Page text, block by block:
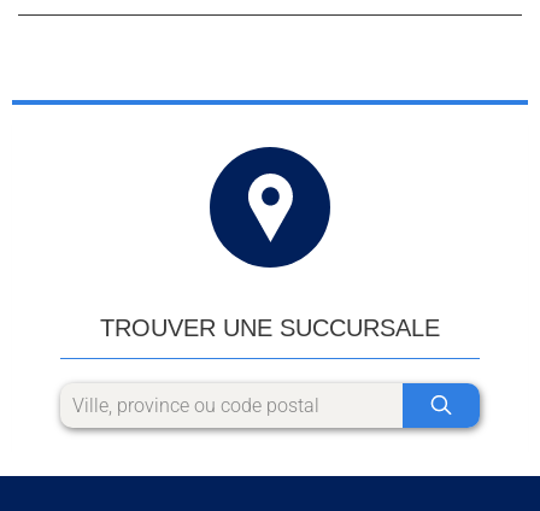
TROUVER UNE SUCCURSALE